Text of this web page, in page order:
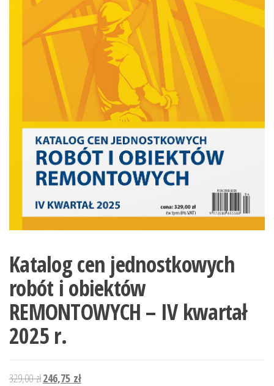
Katalog cen jednostkowych
robót i obiektów
REMONTOWYCH – IV kwartał
2025 r.
329,00złPierwotna
246,75 złAktualna